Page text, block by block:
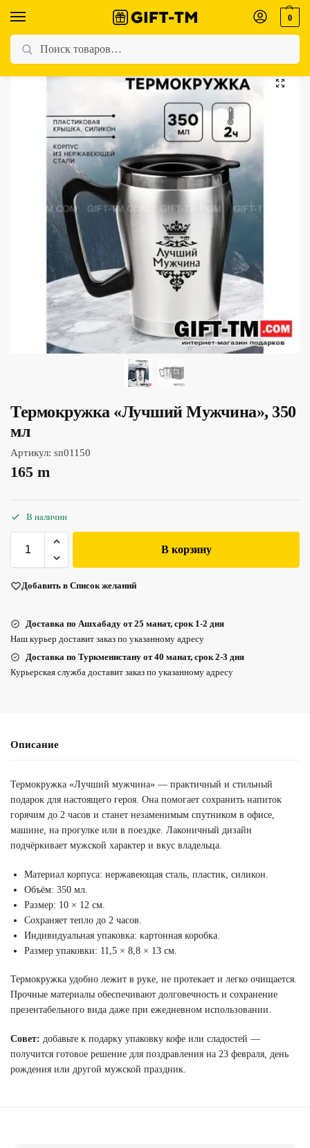
0
Главная Магазин / Для мужчин
Термокружка «Лучший Мужчина», 350
мл
Артикул: sn01150
165 m
В наличии
В корзину
Добавить в Список желаний
Доставка по Ашхабаду от 25 манат, срок 1-2 дня
Наш курьер доставит заказ по указанному адресу
Доставка по Туркменистану от 40 манат, срок 2-3 дня
Курьерская служба доставит заказ по указанному адресу
Описание
Термокружка «Лучший мужчина» — практичный и стильный
подарок для настоящего героя. Она помогает сохранить напиток
горячим до 2 часов и станет незаменимым спутником в офисе,
машине, на прогулке или в поездке. Лаконичный дизайн
подчёркивает мужской характер и вкус владельца.
Материал корпуса: нержавеющая сталь, пластик, силикон.
Объём: 350 мл.
Размер: 10 × 12 см.
Сохраняет тепло до 2 часов.
Индивидуальная упаковка: картонная коробка.
Размер упаковки: 11,5 × 8,8 × 13 см.
Термокружка удобно лежит в руке, не протекает и легко очищается.
Прочные материалы обеспечивают долговечность и сохранение
презентабельного вида даже при ежедневном использовании.
Совет: добавьте к подарку упаковку кофе или сладостей —
получится готовое решение для поздравления на 23 февраля, день
рождения или другой мужской праздник.